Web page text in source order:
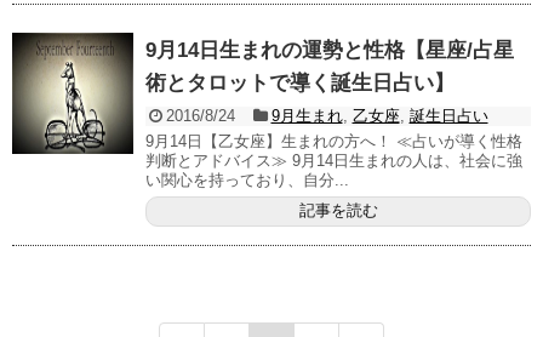
9月14日生まれの運勢と性格【星座/占星
術とタロットで導く誕生日占い】
2016/8/24 9月生まれ, 乙女座, 誕生日占い
9月14日【乙女座】生まれの方へ！ ≪占いが導く性格
判断とアドバイス≫ 9月14日生まれの人は、社会に強
い関心を持っており、自分...
記事を読む